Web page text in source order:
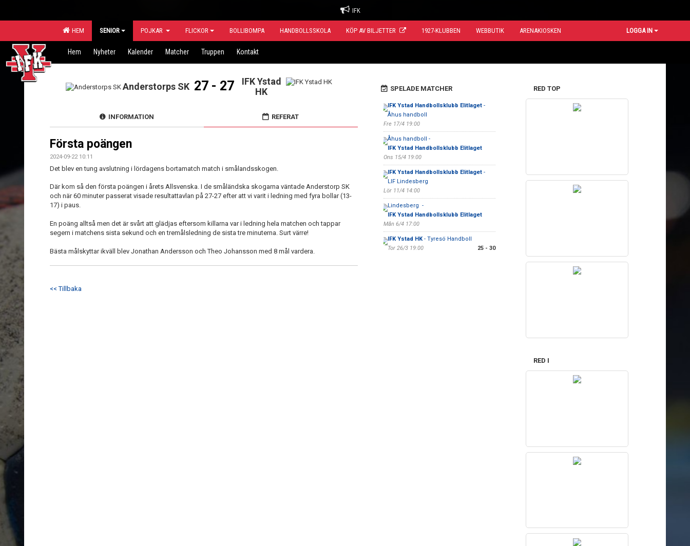
IFK
HEM SENIOR POJKAR FLICKOR BOLLIBOMPA HANDBOLLSSKOLA KÖP AV BILJETTER 1927-KLUBBEN WEBBUTIK ARENAKIOSKEN LOGGA IN
Hem Nyheter Kalender Matcher Truppen Kontakt
Anderstorps SK 27 - 27
IFK Ystad
HK
INFORMATION REFERAT
Första poängen
2024-09-22 10:11
Det blev en tung avslutning i lördagens bortamatch match i smålandsskogen.
Där kom så den första poängen i årets Allsvenska. I de småländska skogarna väntade Anderstorp SK
och när 60 minuter passerat visade resultattavlan på 27-27 efter att vi varit i ledning med fyra bollar (13-
17) i paus.
En poäng alltså men det är svårt att glädjas eftersom killarna var i ledning hela matchen och tappar
segern i matchens sista sekund och en tremålsledning de sista tre minuterna. Surt värre!
Bästa målskyttar ikväll blev Jonathan Andersson och Theo Johansson med 8 mål vardera.
<< Tillbaka
SPELADE MATCHER
IFK Ystad Handbollsklubb Elitlaget-
Åhus handboll
Fre 17/4 19:00
Åhus handboll -
IFK Ystad Handbollsklubb Elitlaget
Ons 15/4 19:00
IFK Ystad Handbollsklubb Elitlaget-
LIF Lindesberg
Lör 11/4 14:00
Lindesberg -
IFK Ystad Handbollsklubb Elitlaget
Mån 6/4 17:00
IFK Ystad HK- Tyresö Handboll
Tor 26/3 19:00
25 - 30
RED TOP
RED I